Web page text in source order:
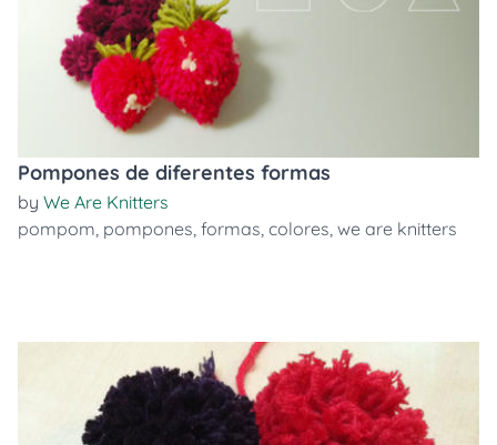
Pompones de diferentes formas
by We Are Knitters
pompom, pompones, formas, colores, we are knitters